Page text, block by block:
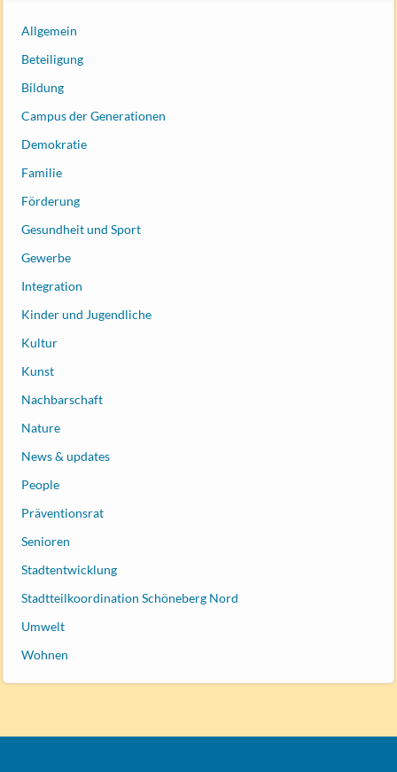
Allgemein
Beteiligung
Bildung
Campus der Generationen
Demokratie
Familie
Förderung
Gesundheit und Sport
Gewerbe
Integration
Kinder und Jugendliche
Kultur
Kunst
Nachbarschaft
Nature
News & updates
People
Präventionsrat
Senioren
Stadtentwicklung
Stadtteilkoordination Schöneberg Nord
Umwelt
Wohnen